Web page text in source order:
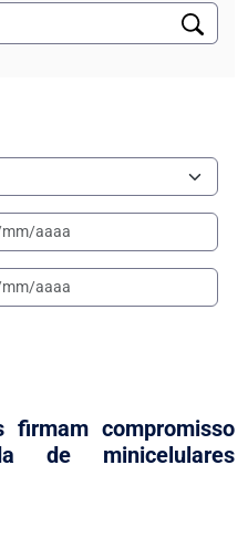
firmam compromisso
de minicelulares